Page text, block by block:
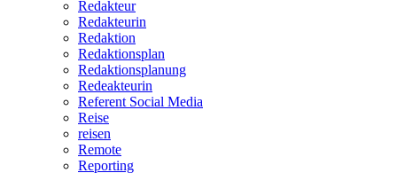
Redakteur
Redakteurin
Redaktion
Redaktionsplan
Redaktionsplanung
Redeakteurin
Referent Social Media
Reise
reisen
Remote
Reporting